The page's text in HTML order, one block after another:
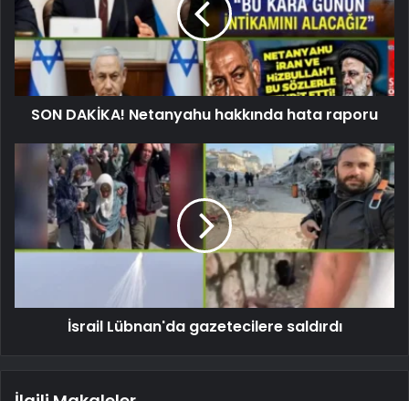
SON DAKİKA! Netanyahu hakkında hata raporu
İsrail Lübnan'da gazetecilere saldırdı